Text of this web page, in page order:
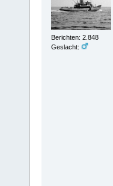
Berichten: 2.848
Geslacht: